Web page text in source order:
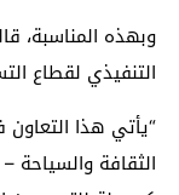
وبهذه المناسبة،
التنفيذي لقطاع
“يأتي هذا
الثقافة والسياحة